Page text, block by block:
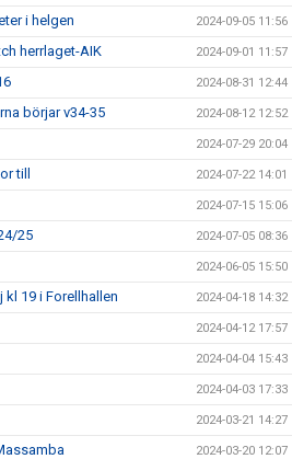
i helgen 2024-09-05 11:56
herrlaget-AIK 2024-09-01 11:57
2024-08-31 12:44
börjar v34-35 2024-08-12 12:52
2024-07-29 20:04
till 2024-07-22 14:01
2024-07-15 15:06
25 2024-07-05 08:36
2024-06-05 15:50
19 i Forellhallen 2024-04-18 14:32
2024-04-12 17:57
2024-04-04 15:43
2024-04-03 17:33
2024-03-21 14:27
2024-03-20 12:07